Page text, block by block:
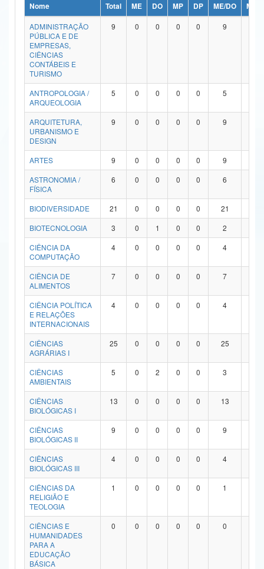
Ministério da Ciência, Tecnologia, Inovações e Comunicações
Ministério do Meio Ambiente
Ministério do Turismo
Ministério do Desenvolvimento Regional
Controladoria-Geral da União
Ministério da Mulher, da Família e dos Direitos Humanos
Secretaria de Governo
Advocacia-Geral da União
Banco Central do Brasil
Nome Total ME DO MP DP ME/DO
MP/
ADMINISTRAÇÃO
PÚBLICA E DE
EMPRESAS,
CIÊNCIAS
CONTÁBEIS E
TURISMO
9 0 0 0 0 9
ANTROPOLOGIA /
ARQUEOLOGIA
5 0 0 0 0 5
ARQUITETURA,
URBANISMO E
DESIGN
9 0 0 0 0 9
ARTES 9 0 0 0 0 9
ASTRONOMIA /
FÍSICA
6 0 0 0 0 6
BIODIVERSIDADE 21 0 0 0 0 21
BIOTECNOLOGIA
3 0 1 0 0 2
CIÊNCIA DA
COMPUTAÇÃO
4 0 0 0 0 4
CIÊNCIA DE
ALIMENTOS
7 0 0 0 0 7
CIÊNCIA POLÍTICA
E RELAÇÕES
INTERNACIONAIS
4 0 0 0 0 4
CIÊNCIAS
AGRÁRIAS I
25 0 0 0 0 25
CIÊNCIAS
AMBIENTAIS
5 0 2 0 0 3
CIÊNCIAS
BIOLÓGICAS I
13 0 0 0 0 13
CIÊNCIAS
BIOLÓGICAS II
9 0 0 0 0 9
CIÊNCIAS
BIOLÓGICAS III
4 0 0 0 0 4
CIÊNCIAS DA
RELIGIÃO E
TEOLOGIA
1 0 0 0 0 1
CIÊNCIAS E
HUMANIDADES
PARA A
EDUCAÇÃO
BÁSICA
0 0 0 0 0 0